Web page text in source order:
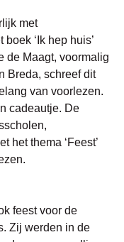
met
‘Ik hep huis’
de Maagt, voormalig
Breda, schreef dit
van voorlezen.
cadeautje. De
het thema ‘Feest’
feest voor de
Zij werden in de